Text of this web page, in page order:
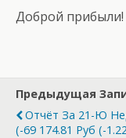
Доброй прибыли!
Предыдущая
Отчёт За 21-Ю
(-69 174.81 Руб (-